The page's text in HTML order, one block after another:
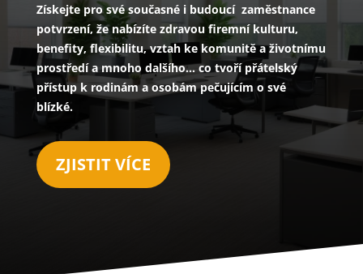
Získejte pro své současné i budoucí zaměstnance
potvrzení, že nabízíte zdravou firemní kulturu,
benefity, flexibilitu, vztah ke komunitě a životnímu
prostředí a mnoho dalšího… co tvoří přátelský
přístup k rodinám a osobám pečujícím o své
blízké.
ZJISTIT VÍCE